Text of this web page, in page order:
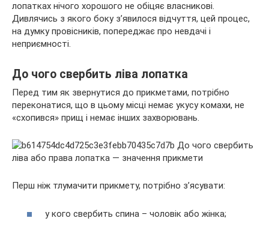
лопатках нічого хорошого не обіцяє власникові.
Дивлячись з якого боку з’явилося відчуття, цей процес,
на думку провісників, попереджає про невдачі і
неприємності.
До чого свербить ліва лопатка
Перед тим як звернутися до прикметами, потрібно
переконатися, що в цьому місці немає укусу комахи, не
«схопився» прищ і немає інших захворювань.
Перш ніж тлумачити прикмету, потрібно з’ясувати:
у кого свербить спина – чоловік або жінка;